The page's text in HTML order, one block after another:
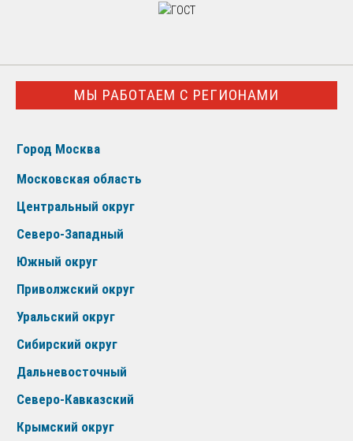
МЫ РАБОТАЕМ С РЕГИОНАМИ
Город Москва
Московская область
Центральный округ
Северо-Западный
Южный округ
Приволжский округ
Уральский округ
Сибирский округ
Дальневосточный
Северо-Кавказский
Крымский округ